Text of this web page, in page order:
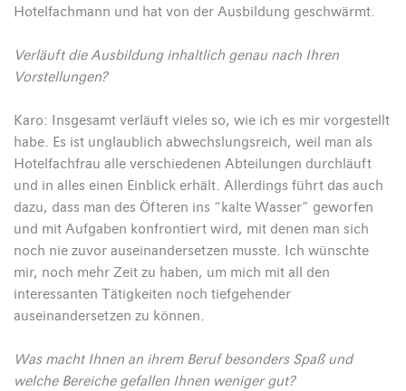
Hotelfachmann und hat von der Ausbildung geschwärmt.
Verläuft die Ausbildung inhaltlich genau nach Ihren
Vorstellungen?
Karo: Insgesamt verläuft vieles so, wie ich es mir vorgestellt
habe. Es ist unglaublich abwechslungsreich, weil man als
Hotelfachfrau alle verschiedenen Abteilungen durchläuft
und in alles einen Einblick erhält. Allerdings führt das auch
dazu, dass man des Öfteren ins “kalte Wasser” geworfen
und mit Aufgaben konfrontiert wird, mit denen man sich
noch nie zuvor auseinandersetzen musste. Ich wünschte
mir, noch mehr Zeit zu haben, um mich mit all den
interessanten Tätigkeiten noch tiefgehender
auseinandersetzen zu können.
Was macht Ihnen an ihrem Beruf besonders Spaß und
welche Bereiche gefallen Ihnen weniger gut?